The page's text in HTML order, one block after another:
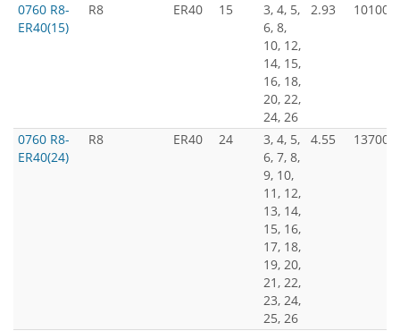
0760 R8-
ER40(15)
R8 ER40 15
3, 4, 5,
6, 8,
10, 12,
14, 15,
16, 18,
20, 22,
24, 26
2.93 10100
0760 R8-
ER40(24)
R8 ER40 24
3, 4, 5,
6, 7, 8,
9, 10,
11, 12,
13, 14,
15, 16,
17, 18,
19, 20,
21, 22,
23, 24,
25, 26
4.55 13700